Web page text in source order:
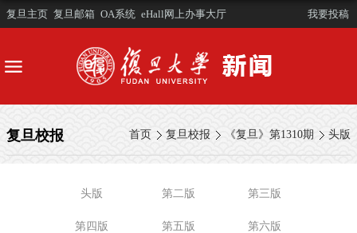
复旦主页 复旦邮箱 OA系统 eHall网上办事大厅 我要投稿
首页 复旦校报 《复旦》第1310期 头版
复旦校报
头版 第二版 第三版
第四版 第五版 第六版